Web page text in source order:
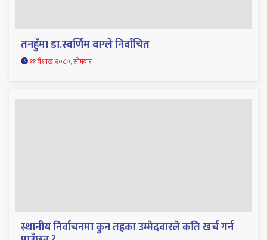
तनहुँमा डा.स्वर्णिम वाग्ले निर्वाचित
११ वैशाख २०८०, सोमबार
स्थानीय निर्वाचनमा कुन तहका उम्मेदवारले कति खर्च गर्न